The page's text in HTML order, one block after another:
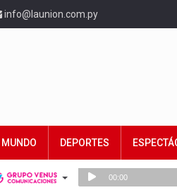
info@launion.com.py
MUNDO DEPORTES